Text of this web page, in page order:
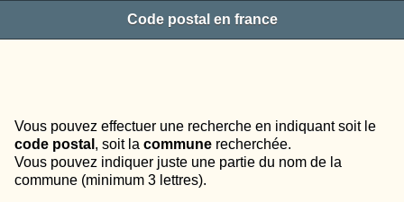
Code postal en france
Vous pouvez effectuer une recherche en indiquant soit le
code postal , soit la commune recherchée.
Vous pouvez indiquer juste une partie du nom de la
commune (minimum 3 lettres).